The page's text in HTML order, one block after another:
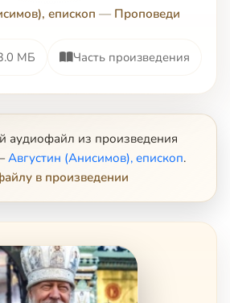
епископ — Проповеди
МБ Часть произведения
аудиофайл из произведения
Августин (Анисимов), епископ.
в произведении